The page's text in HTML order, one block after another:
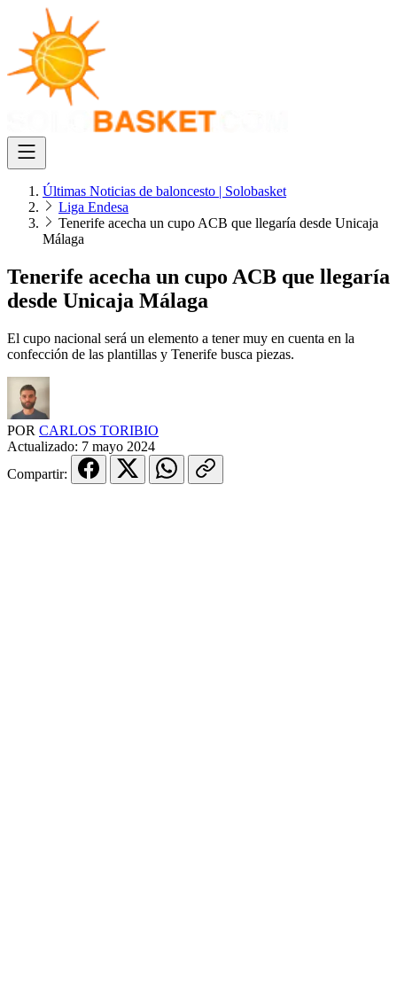
Últimas Noticias de baloncesto | Solobasket
Liga Endesa
Tenerife acecha un cupo ACB que llegaría desde Unicaja
Málaga
Tenerife acecha un cupo ACB que llegaría
desde Unicaja Málaga
El cupo nacional será un elemento a tener muy en cuenta en la
confección de las plantillas y Tenerife busca piezas.
POR CARLOS TORIBIO
Actualizado: 7 mayo 2024
Compartir: